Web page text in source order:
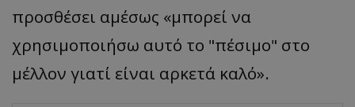
προσθέσει αμέσως «μπορεί να
χρησιμοποιήσω αυτό το "πέσιμο" στο
μέλλον γιατί είναι αρκετά καλό».